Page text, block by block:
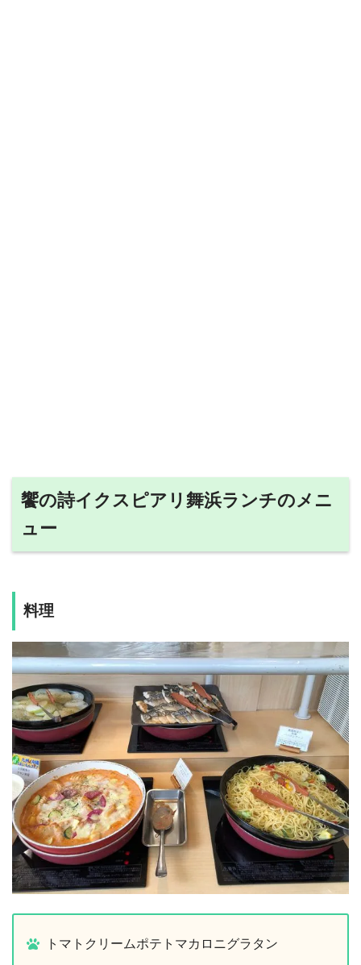
饗の詩イクスピアリ舞浜ランチのメニ
ュー
料理
トマトクリームポテトマカロニグラタン